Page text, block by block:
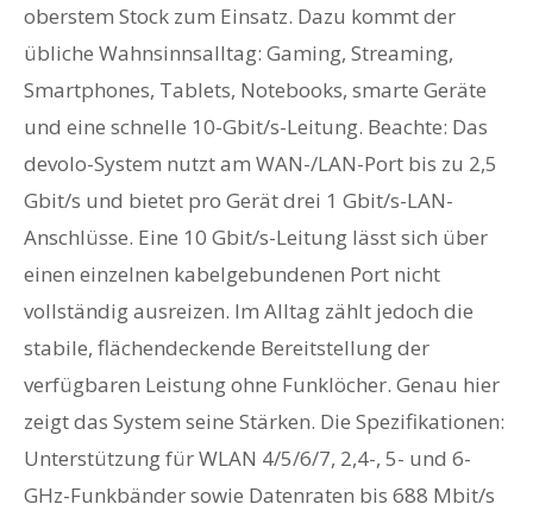
oberstem Stock zum Einsatz. Dazu kommt der
übliche Wahnsinnsalltag: Gaming, Streaming,
Smartphones, Tablets, Notebooks, smarte Geräte
und eine schnelle 10-Gbit/s-Leitung. Beachte: Das
devolo-System nutzt am WAN-/LAN-Port bis zu 2,5
Gbit/s und bietet pro Gerät drei 1 Gbit/s-LAN-
Anschlüsse. Eine 10 Gbit/s-Leitung lässt sich über
einen einzelnen kabelgebundenen Port nicht
vollständig ausreizen. Im Alltag zählt jedoch die
stabile, flächendeckende Bereitstellung der
verfügbaren Leistung ohne Funklöcher. Genau hier
zeigt das System seine Stärken. Die Spezifikationen:
Unterstützung für WLAN 4/5/6/7, 2,4-, 5- und 6-
GHz-Funkbänder sowie Datenraten bis 688 Mbit/s